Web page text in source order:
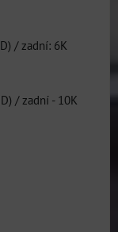
/ zadní: 6K
/ zadní - 10K